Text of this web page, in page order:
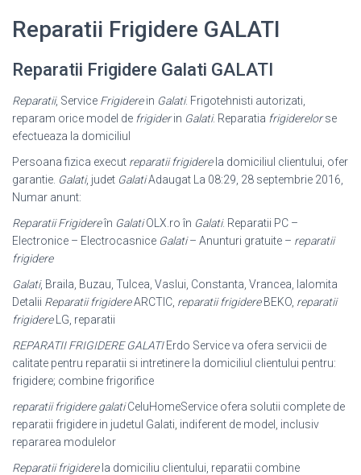
Reparatii Frigidere GALATI
Reparatii Frigidere Galati GALATI
Reparatii, Service Frigiderein Galati. Frigotehnisti autorizati,
reparam orice model de frigiderin Galati. Reparatia frigiderelorse
efectueaza la domiciliul
Persoana fizica execut reparatii frigiderela domiciliul clientului, ofer
garantie. Galati, judet GalatiAdaugat La 08:29, 28 septembrie 2016,
Numar anunt:
Reparatii Frigidereîn GalatiOLX.ro în Galati. Reparatii PC –
Electronice – Electrocasnice Galati– Anunturi gratuite – reparatii
frigidere
Galati, Braila, Buzau, Tulcea, Vaslui, Constanta, Vrancea, Ialomita
Detalii Reparatii frigidereARCTIC, reparatii frigidereBEKO, reparatii
frigidereLG, reparatii
REPARATII FRIGIDERE GALATIErdo Service va ofera servicii de
calitate pentru reparatii si intretinere la domiciliul clientului pentru:
frigidere; combine frigorifice
reparatii frigidere galatiCeluHomeService ofera solutii complete de
reparatii frigidere in judetul Galati, indiferent de model, inclusiv
repararea modulelor
Reparatii frigiderela domiciliu clientului, reparatii combine